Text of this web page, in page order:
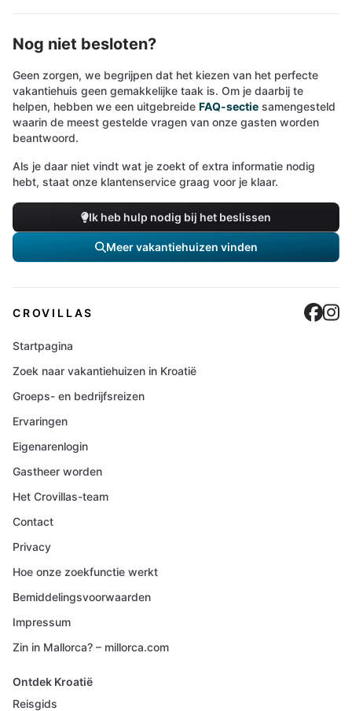
Nog niet besloten?
Geen zorgen, we begrijpen dat het kiezen van het perfecte
vakantiehuis geen gemakkelijke taak is. Om je daarbij te
helpen, hebben we een uitgebreide FAQ-sectie samengesteld
waarin de meest gestelde vragen van onze gasten worden
beantwoord.
Als je daar niet vindt wat je zoekt of extra informatie nodig
hebt, staat onze klantenservice graag voor je klaar.
Ik heb hulp nodig bij het beslissen
Meer vakantiehuizen vinden
CROVILLAS
Startpagina
Zoek naar vakantiehuizen in Kroatië
Groeps- en bedrijfsreizen
Ervaringen
Eigenarenlogin
Gastheer worden
Het Crovillas-team
Contact
Privacy
Hoe onze zoekfunctie werkt
Bemiddelingsvoorwaarden
Impressum
Zin in Mallorca? – millorca.com
Ontdek Kroatië
Reisgids